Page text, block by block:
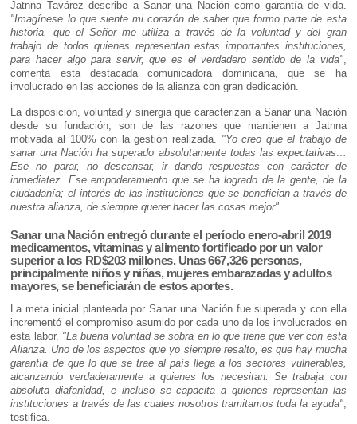
Jatnna Tavárez describe a Sanar una Nación como garantía de vida.
"Imagínese lo que siente mi corazón de saber que formo parte de esta
historia, que el Señor me utiliza a través de la voluntad y del gran
trabajo de todos quienes representan estas importantes instituciones,
para hacer algo para servir, que es el verdadero sentido de la vida",
comenta esta destacada comunicadora dominicana, que se ha
involucrado en las acciones de la alianza con gran dedicación.
La disposición, voluntad y sinergia que caracterizan a Sanar una Nación
desde su fundación, son de las razones que mantienen a Jatnna
motivada al 100% con la gestión realizada. "Yo creo que el trabajo de
sanar una Nación ha superado absolutamente todas las expectativas…
Ese no parar, no descansar, ir dando respuestas con carácter de
inmediatez. Ese empoderamiento que se ha logrado de la gente, de la
ciudadanía; el interés de las instituciones que se benefician a través de
nuestra alianza, de siempre querer hacer las cosas mejor".
Sanar una Nación entregó durante el período enero-abril 2019
medicamentos, vitaminas y alimento fortificado por un valor
superior a los RD$203 millones. Unas 667,326 personas,
principalmente niños y niñas, mujeres embarazadas y adultos
mayores, se beneficiarán de estos aportes.
La meta inicial planteada por Sanar una Nación fue superada y con ella
incrementó el compromiso asumido por cada uno de los involucrados en
esta labor. "La buena voluntad se sobra en lo que tiene que ver con esta
Alianza. Uno de los aspectos que yo siempre resalto, es que hay mucha
garantía de que lo que se trae al país llega a los sectores vulnerables,
alcanzando verdaderamente a quienes los necesitan. Se trabaja con
absoluta diafanidad, e incluso se capacita a quienes representan las
instituciones a través de las cuales nosotros tramitamos toda la ayuda",
testifica.